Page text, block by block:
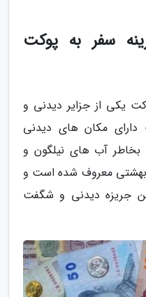
سفر به پوکت
یکی از جزایر دیدنی و
مکان های دیدنی
آب های نیلگون و
بهشتی معروف شده است و
جریزه دیدنی و شگفت